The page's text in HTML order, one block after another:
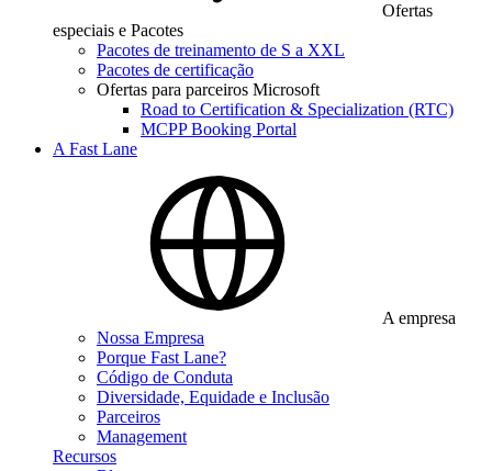
Ofertas
especiais e Pacotes
Pacotes de treinamento de S a XXL
Pacotes de certificação
Ofertas para parceiros Microsoft
Road to Certification & Specialization (RTC)
MCPP Booking Portal
A Fast Lane
A empresa
Nossa Empresa
Porque Fast Lane?
Código de Conduta
Diversidade, Equidade e Inclusão
Parceiros
Management
Recursos